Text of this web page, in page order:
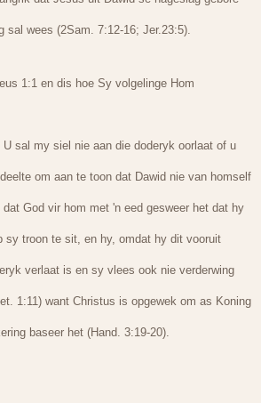
wees (2Sam. 7:12-16; Jer.23:5).
1:1 en dis hoe Sy volgelinge Hom
sal my siel nie aan die doderyk oorlaat of u
om aan te toon dat Dawid nie van homself
God vir hom met 'n eed gesweer het dat hy
sy troon te sit, en hy, omdat hy dit vooruit
verlaat is en sy vlees ook nie verderwing
1:11) want Christus is opgewek om as Koning
baseer het (Hand. 3:19-20).